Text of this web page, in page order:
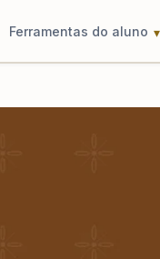
Ferramentas do aluno